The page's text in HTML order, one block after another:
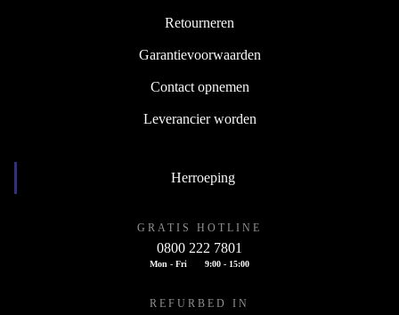
Retourneren
Garantievoorwaarden
Contact opnemen
Leverancier worden
Herroeping
GRATIS HOTLINE
0800 222 7801
Mon - Fri 9:00 - 15:00
REFURBED IN